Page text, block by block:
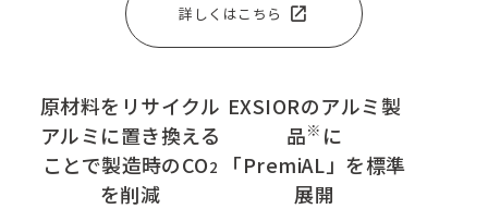
原材料をリサイクル
アルミに置き換える
ことで製造時のCO2
を削減
EXSIORのアルミ製
品※ に
「PremiAL」を標準
展開
詳しくはこちら open_in_new